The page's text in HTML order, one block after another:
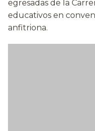
egresadas de la
educativos en
anfitriona.